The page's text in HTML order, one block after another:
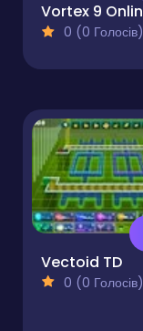
0 (0 Голосів)
Vectoid TD
0 (0 Голосів)